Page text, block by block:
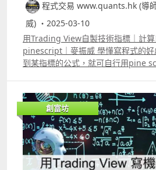
程式交易 www.quants.hk (導
威) ・2025-03-10
用Trading View自製技術指標｜計算
pinescript｜麥振威 學懂寫程式的
到某指標的公式，就可自行用pine
script寫出來的，而個人所寫的代碼
方與坊間的有所分別。 首先指標可
例如RSI在50的時候，預早知道知道
至多少。如影片中的兩隻股份，一
上，另一隻的潛在升幅則只有約2%
此外，指標更能進一步協助使用者
創富坊